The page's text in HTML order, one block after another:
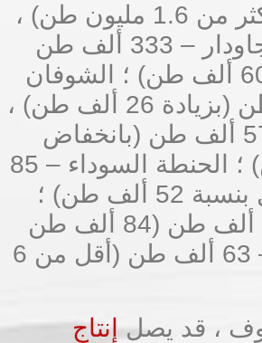
مليون طن (أكثر من 1.6 مليون طن) ،
الجاودار – الجاودار – 333 ألف طن
(أقل بمقدار 60 ألف طن) ؛ الشوفان
– 444 ألف طن (بزيادة 26 ألف طن) ،
والبازلاء – 572 ألف طن (بانخفاض
203 ألف طن) ؛ الحنطة السوداء – 85
ألف طن (أقل بنسبة 52 ألف طن) ؛
الدخن – 165 ألف طن (84 ألف طن
أكثر) ؛ الأرز – 63 ألف طن (أقل من 6
، قد يصلإنتاج